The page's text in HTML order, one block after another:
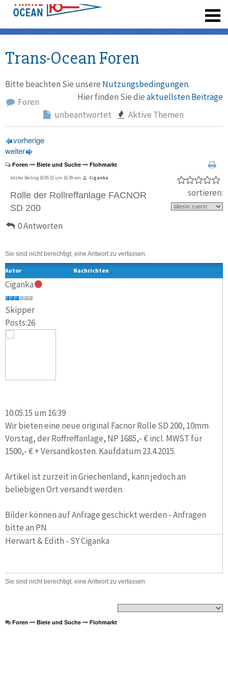
Trans-Ocean Foren
Bitte beachten Sie unsere Nutzungsbedingungen.
Hier finden Sie dieaktuellsten Beiträge
Foren
unbeantwortet
Aktive Themen
vorherige
weiter
Foren Biete und Suche Flohmarkt
letzter Beitrag 10.05.15 um 16:39 von Ciganka
Rolle der Rollreffanlage FACNOR
SD 200
0 Antworten
sortieren:
Sie sind nicht berechtigt, eine Antwort zu verfassen.
Autor Nachrichten
Ciganka
Skipper
Posts:26
10.05.15 um 16:39
Wir bieten eine neue original Facnor Rolle SD 200, 10mm
Vorstag, der Roffreffanlage, NP 1685,- € incl. MWST für
1500,- € + Versandkosten. Kaufdatum 23.4.2015.
Artikel ist zurzeit in Griechenland, kann jedoch an
beliebigen Ort versandt werden.
Bilder können auf Anfrage geschickt werden - Anfragen
bitte an PN
Herwart & Edith - SY Ciganka
Sie sind nicht berechtigt, eine Antwort zu verfassen.
Foren Biete und Suche Flohmarkt